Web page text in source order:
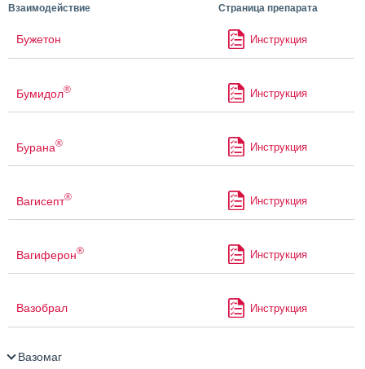
Взаимодействие Страница препарата
Бужетон Инструкция
Бумидол® Инструкция
Бурана® Инструкция
Вагисепт® Инструкция
Вагиферон® Инструкция
Вазобрал Инструкция
Вазомаг